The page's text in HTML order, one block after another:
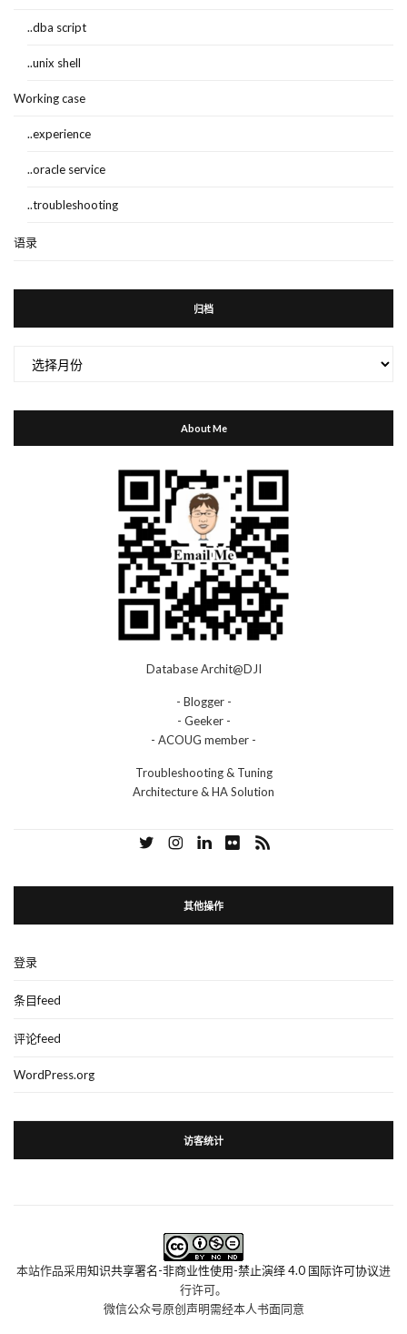
..dba script
..unix shell
Working case
..experience
..oracle service
..troubleshooting
语录
归档
About Me
Database Archit@DJI
- Blogger -
- Geeker -
- ACOUG member -
Troubleshooting & Tuning
Architecture & HA Solution
其他操作
登录
条目feed
评论feed
WordPress.org
访客统计
本站作品采用知识共享署名-非商业性使用-禁止演绎 4.0 国际许可协议进
行许可。
微信公众号原创声明需经本人书面同意